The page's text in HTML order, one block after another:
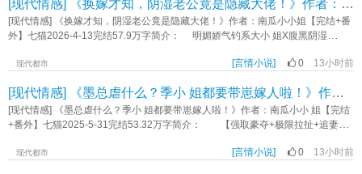
呗，不然还能是什么。” 后来，苏绵绵闪婚，代替姐姐嫁给商圈大佬，唐云峥
急了，“绵绵，能不能回头，我现在才明白爱的人一直是你。” 禁欲大佬搂着苏
绵绵的腰眉眼冷厉，“机会只有一次，你已经错过了。” 转身，把苏绵绵揉进怀
标签：先婚后爱,虐恋,甜宠,豪门总裁,追妻火葬场,都市,现代言情《代替姐姐联姻
[现代情感] 《换嫁才知，阴湿老公竟是隐藏大佬！》作者：南瓜小小姐【完结+番外】
[现代情感] 《换嫁才知，阴湿老公竟是隐藏大佬！》作者：南瓜小小姐【完结+番
外】七猫2026-4-13完结57.9万字简介： 明媚娇气钓系大小 姐X腹黑阴湿
决意退婚。 退婚当日，沈嘉年缺席，沈母咄咄逼人，“婚约是自小定下的，两
时包厢处进来一男人，身量挺拔，五官锋利邪肆，许知愿俏生生的眼珠子一转，
伸手指向他，“不取消也行，沈家儿子又不是只有一个，换个人喽。” ……
沈让是沈嘉年同父异母的哥哥，“让” 这个字寓意谦虚，不争抢，不论是沈家的产
若玫瑰的小公主产生任何交集，直到有一天那朵玫瑰自己掉在他怀里，心口发
现代都市 [言情小说] 0 13小时前
[现代情感] 《墨总虐什么？季小 姐都要带崽嫁人啦！》作者：南瓜小小 姐【完结+番外】
[现代情感] 《墨总虐什么？季小 姐都要带崽嫁人啦！》作者：南瓜小小 姐【完结
+番外】七猫2025-5-31完结53.32万字简介： 【强取豪夺+极限拉扯+追妻火
着求到他面前。 “墨总，求求你救救她，再不手术，她就没命了。” 如今的
现代都市 [言情小说] 0 13小时前